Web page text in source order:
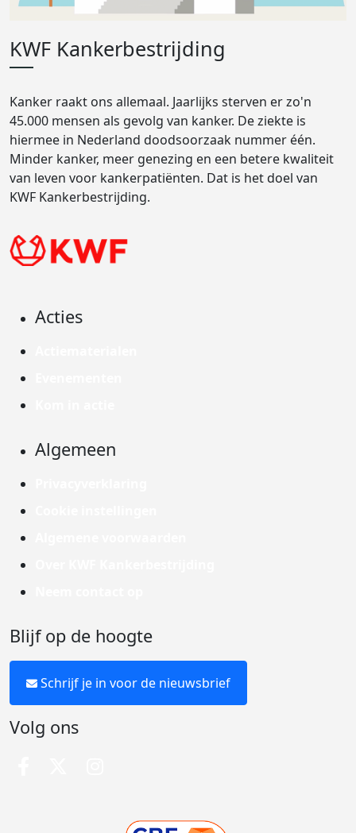
KWF Kankerbestrijding
Kanker raakt ons allemaal. Jaarlijks sterven er zo'n
45.000 mensen als gevolg van kanker. De ziekte is
hiermee in Nederland doodsoorzaak nummer één.
Minder kanker, meer genezing en een betere kwaliteit
van leven voor kankerpatiënten. Dat is het doel van
KWF Kankerbestrijding.
Acties
Algemeen
Blijf op de hoogte
Schrijf je in voor de nieuwsbrief
Volg ons